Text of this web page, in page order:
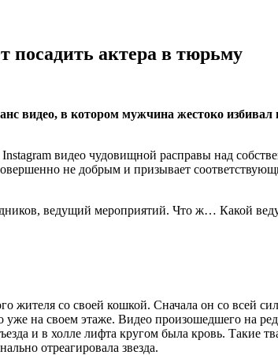
посадить актера в тюрьму
видео, в котором мужчина жестоко избивал
видео чудовищной расправы над
не добрым и призывает
ведущий мероприятий. Что ж… Какой
со своей кошкой. Сначала он со всей
на своем этаже. Видео произошедшего на
и в холле лифта кругом была кровь. Такие
отреагировала звезда.